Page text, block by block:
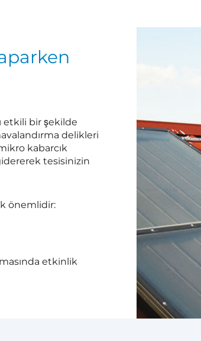
etkili bir şekilde
delikleri
kabarcık
tesisinizin
önemlidir:
etkinlik